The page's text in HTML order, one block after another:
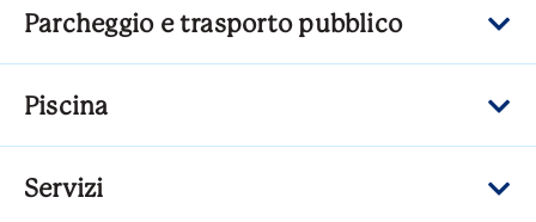
Parcheggio e trasporto pubblico
Piscina
Servizi